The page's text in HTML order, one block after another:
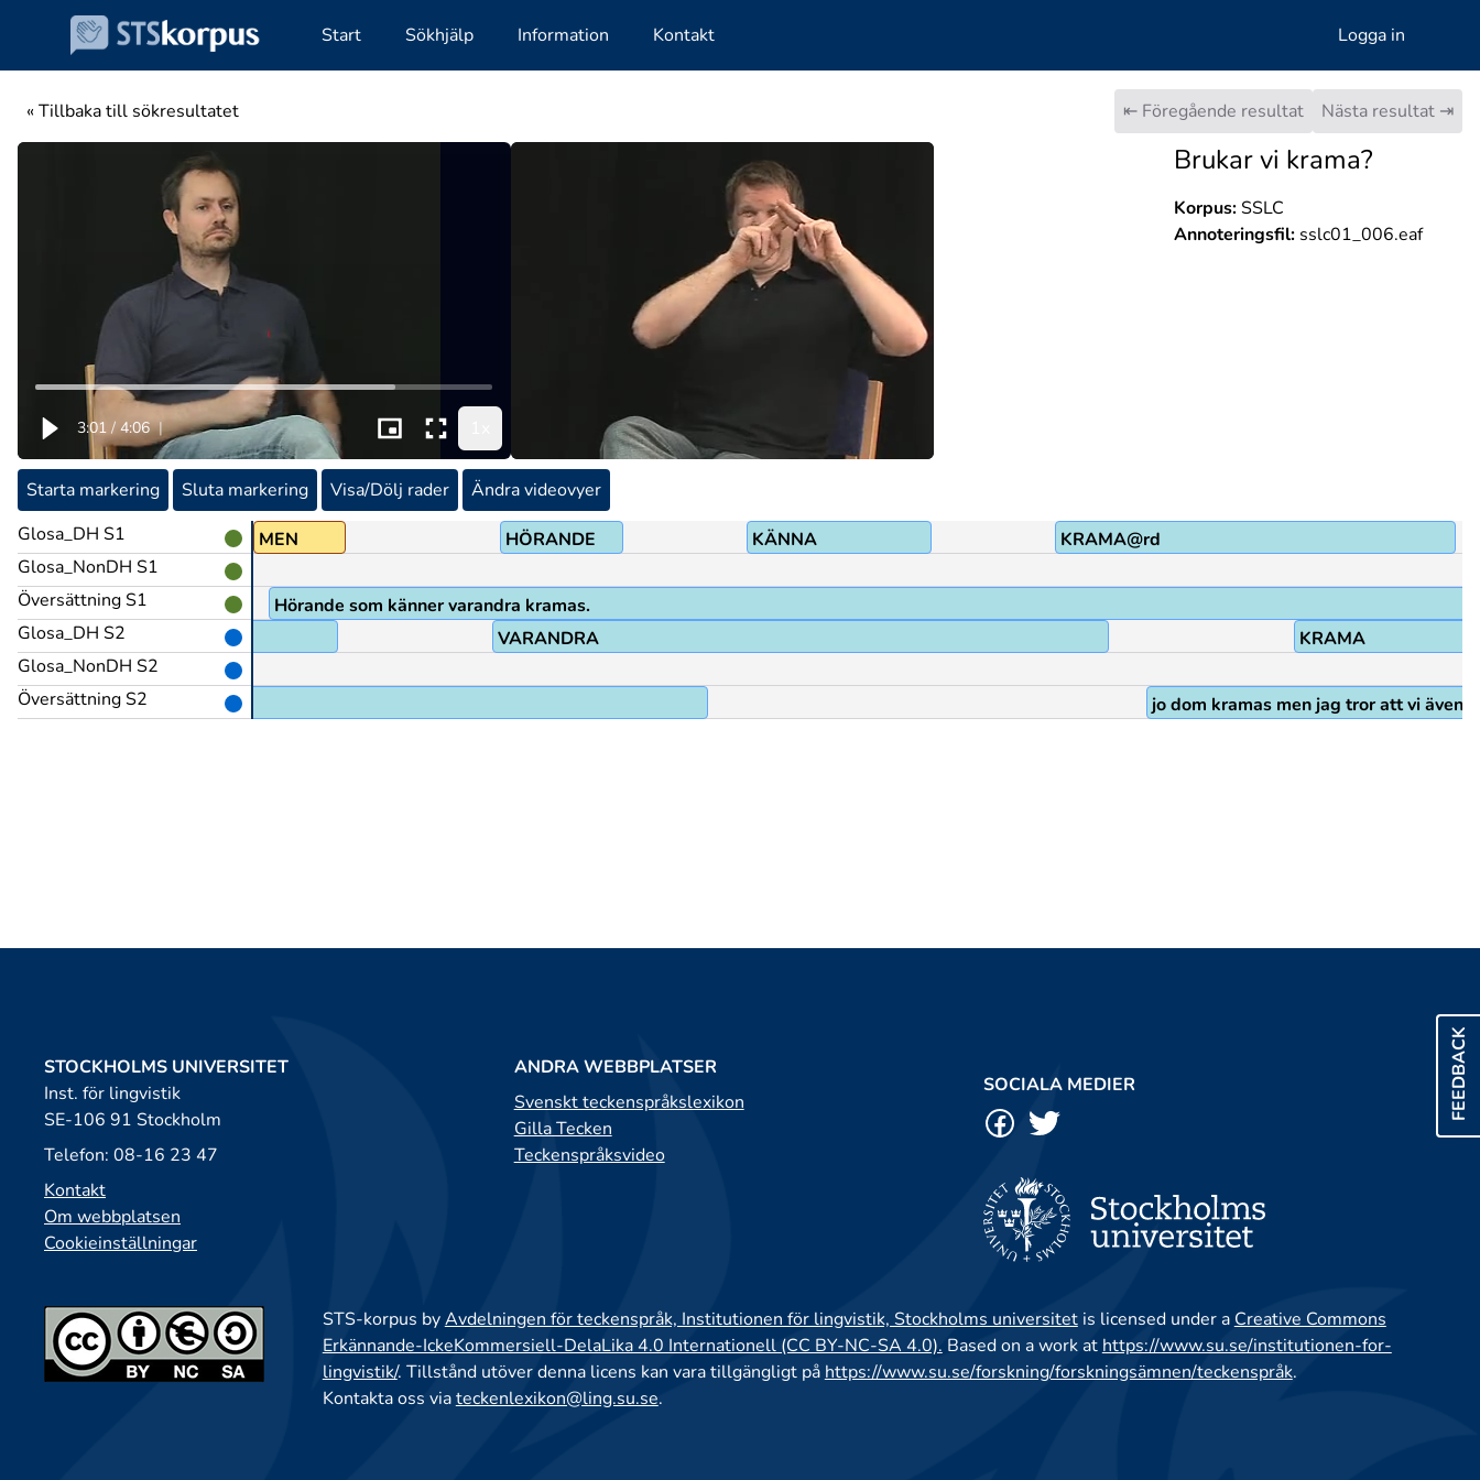
Start Sökhjälp Information Kontakt Logga in
« Tillbaka till sökresultatet ⇤ Föregående resultat Nästa resultat ⇥
3:01 / 4:06 |
Brukar vi krama?
Korpus:SSLC
Annoteringsfil:sslc01_006.eaf
Starta markering Sluta markering Visa/Dölj rader
Ändra videovyer
Glosa_DH S1
Glosa_NonDH S1
Översättning S1
Glosa_DH S2
Glosa_NonDH S2
Översättning S2
MEN HÖRANDE KÄNNA KRAMA@rd
Hörande som känner varandra kramas.
KÄNNA
VARANDRA KRAMA
jo dom kramas men jag tror att vi även
FEEDBACK
STOCKHOLMS UNIVERSITET
Inst. för lingvistik
SE-106 91 Stockholm
Telefon: 08-16 23 47
Kontakt
Om webbplatsen
Cookieinställningar
ANDRA WEBBPLATSER
Svenskt teckenspråkslexikon
Gilla Tecken
Teckenspråksvideo
SOCIALA MEDIER
STS-korpus byAvdelningen för teckenspråk, Institutionen för lingvistik, Stockholms universitetis licensed under a Creative Commons
Erkännande-IckeKommersiell-DelaLika 4.0 Internationell (CC BY-NC-SA 4.0). Based on a work at https://www.su.se/institutionen-for-
lingvistik/. Tillstånd utöver denna licens kan vara tillgängligt på https://www.su.se/forskning/forskningsämnen/teckenspråk.
Kontakta oss viateckenlexikon@ling.su.se.